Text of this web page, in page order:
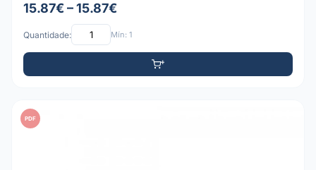
15.87€ – 15.87€
Quantidade: Mín: 1
PDF